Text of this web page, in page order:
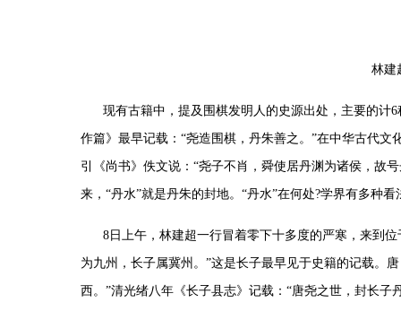
林建
现有古籍中，提及围棋发明人的史源出处，主要的计6
作篇》最早记载： “尧造围棋，丹朱善之。 ”在中华古代文
引《尚书》佚文说： “尧子不肖，舜使居丹渊为诸侯，故
来， “丹水”就是丹朱的封地。 “丹水”在何处?学界有多种看
8日上午，林建超一行冒着零下十多度的严寒，来到
为九州，长子属冀州。 ”这是长子最早见于史籍的记载。
西。 ”清光绪八年《长子县志》记载： “唐尧之世，封长子